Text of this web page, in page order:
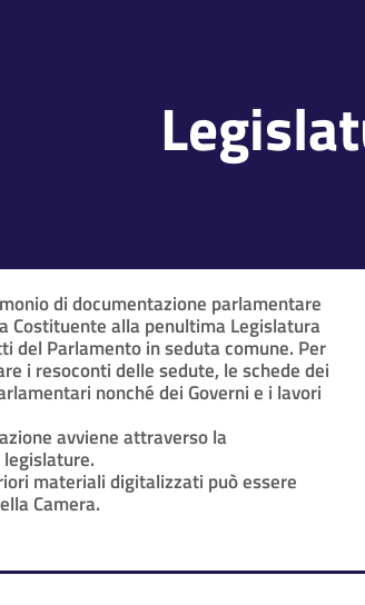
di documentazione parlamentare
Costituente alla penultima Legislatura
del Parlamento in seduta comune. Per
i resoconti delle sedute, le schede dei
nonché dei Governi e i lavori
avviene attraverso la
materiali digitalizzati può essere
Camera.